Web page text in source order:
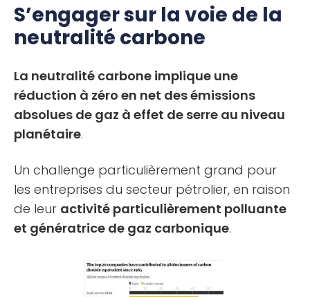
S’engager sur la voie de la
neutralité carbone
La neutralité carbone implique une
réduction à zéro en net des émissions
absolues de gaz à effet de serre au niveau
planétaire.
Un challenge particulièrement grand pour
les entreprises du secteur pétrolier, en raison
de leur activité particulièrement polluante
et génératrice de gaz carbonique.